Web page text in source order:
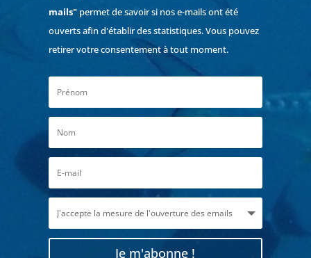
mails"permet de savoir si nos e-mails ont été
ouverts afin d'établir des statistiques. Vous pouvez
retirer votre consentement à tout moment.
Je m'abonne !